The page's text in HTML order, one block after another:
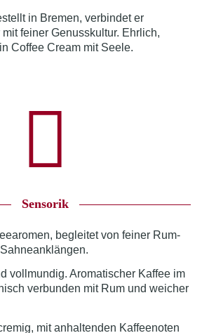
in Bremen, verbindet er
feiner Genusskultur. Ehrlich,
Coffee Cream mit Seele.
Sensorik
begleitet von feiner Rum-
vollmundig. Aromatischer Kaffee im
verbunden mit Rum und weicher
mit anhaltenden Kaffeenoten